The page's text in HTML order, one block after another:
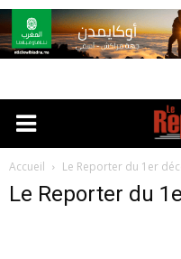
Accueil Le Reporter du 1er
Le Reporter du